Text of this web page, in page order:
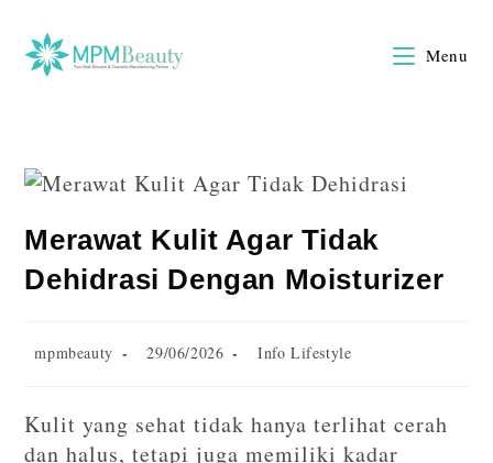
Menu
Merawat Kulit Agar Tidak
Dehidrasi Dengan Moisturizer
mpmbeauty 29/06/2026 Info Lifestyle
Kulit yang sehat tidak hanya terlihat cerah
dan halus, tetapi juga memiliki kadar